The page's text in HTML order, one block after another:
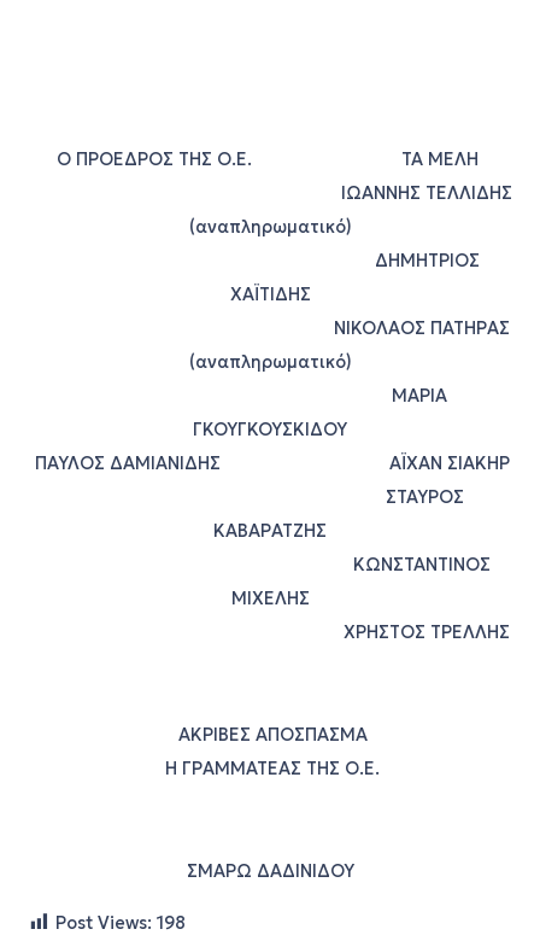
Ο ΠΡΟΕΔΡΟΣ ΤΗΣ Ο.Ε. ΤΑ ΜΕΛΗ
ΙΩΑΝΝΗΣ ΤΕΛΛΙΔΗΣ
(αναπληρωματικό)
ΔΗΜΗΤΡΙΟΣ
ΧΑΪΤΙΔΗΣ
ΝΙΚΟΛΑΟΣ ΠΑΤΗΡΑΣ
(αναπληρωματικό)
ΜΑΡΙΑ
ΓΚΟΥΓΚΟΥΣΚΙΔΟΥ
ΠΑΥΛΟΣ ΔΑΜΙΑΝΙΔΗΣ ΑΪΧΑΝ ΣΙΑΚΗΡ
ΣΤΑΥΡΟΣ
ΚΑΒΑΡΑΤΖΗΣ
ΚΩΝΣΤΑΝΤΙΝΟΣ
ΜΙΧΕΛΗΣ
ΧΡΗΣΤΟΣ ΤΡΕΛΛΗΣ
ΑΚΡΙΒΕΣ ΑΠΟΣΠΑΣΜΑ
Η ΓΡΑΜΜΑΤΕΑΣ ΤΗΣ Ο.Ε.
ΣΜΑΡΩ ΔΑΔΙΝΙΔΟΥ
Post Views: 198